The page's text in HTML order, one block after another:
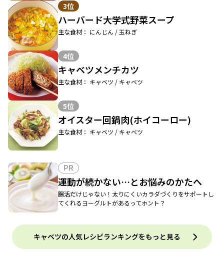
3位
ハーバード大学式野菜スープ
主な食材： にんじん / 玉ねぎ
4位
キャベツメンチカツ
主な食材： キャベツ / キャベツ
5位
オイスター回鍋肉(ホイコーロー)
主な食材： キャベツ / キャベツ
PR
運動が続かない…とお悩みのかたへ
腸活だけじゃない！太りにくいカラダづくりをサポートし
てくれるヨーグルトがあるってホント？
キャベツの人気レシピランキングをもっと見る